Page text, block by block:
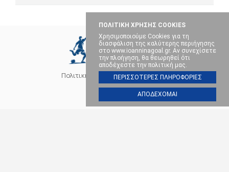
ΠΟΛΙΤΙΚΗ ΧΡΗΣΗΣ COOKIES
Χρησιμοποιούμε Cookies για τη
διασφάλιση της καλύτερης περιήγησης
στο www.ioanninagoal.gr. Αν συνεχίσετε
την πλοήγηση, θα θεωρηθεί ότι
αποδέχεστε την πολιτική μας.
ΠΕΡΙΣΣΟΤΕΡΕΣ ΠΛΗΡΟΦΟΡΙΕΣ
ΑΠΟΔΕΧΟΜΑΙ
Πολιτική Cookies Επικοινωνία
SOCIAL MEDIA